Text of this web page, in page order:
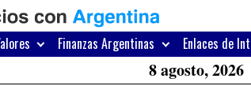
Finanzas Argentinas Enlaces de
8 agosto, 2026